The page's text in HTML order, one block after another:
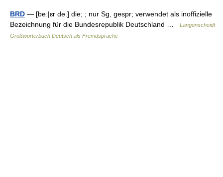
BRD — [beː|ɛr deː] die; ; nur Sg, gespr; verwendet als inoffizielle
Bezeichnung für die Bundesrepublik Deutschland …
Langenscheidt
Großwörterbuch Deutsch als Fremdsprache